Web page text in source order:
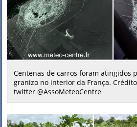
Centenas de carros foram atingidos
granizo no interior da França.
twitter @AssoMeteoCentre